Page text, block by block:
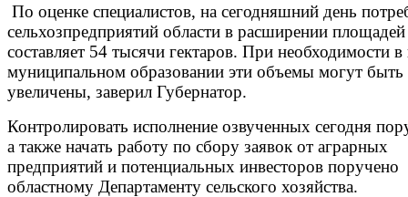
По оценке специалистов, на сегодняшний день
сельхозпредприятий области в расширении площадей
составляет 54 тысячи гектаров. При необходимости
муниципальном образовании эти объемы могут быть
увеличены, заверил Губернатор.
Контролировать исполнение озвученных сегодня
а также начать работу по сбору заявок от аграрных
предприятий и потенциальных инвесторов поручено
областному Департаменту сельского хозяйства.